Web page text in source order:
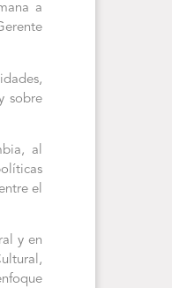
a
sobre
al
el
y en